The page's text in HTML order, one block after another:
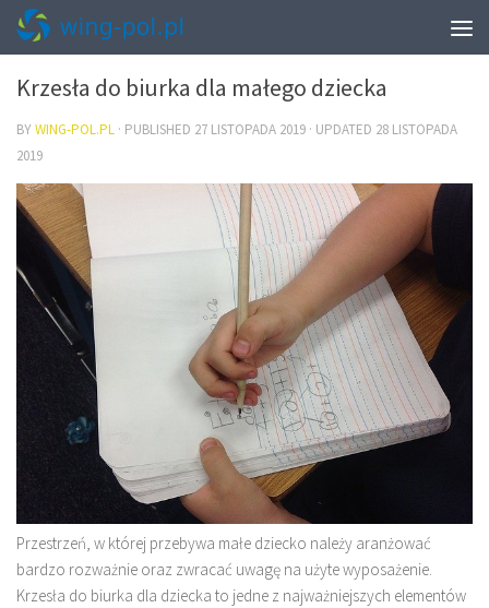
WNĘTRZA
Krzesła do biurka dla małego dziecka
BYWING-POL.PL · PUBLISHED 27 LISTOPADA 2019 · UPDATED 28 LISTOPADA
2019
Przestrzeń, w której przebywa małe dziecko należy aranżować
bardzo rozważnie oraz zwracać uwagę na użyte wyposażenie.
Krzesła do biurka dla dziecka to jedne z najważniejszych elementów